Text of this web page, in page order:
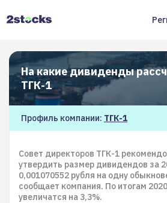
На какие дивиденды
ТГК-1
Профиль компании: ТГК-1
Совет директоров ТГК-1
утвердить размер дивидендов за
0,001070552 рубля на одну
сообщает компания. По итогам
увеличатся на 3,3%.